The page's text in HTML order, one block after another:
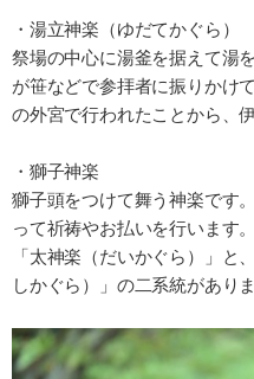
・湯立神楽（ゆだてかぐら）
祭場の中心に湯釜を据えて湯
が笹などで参拝者に振りかけ
の外宮で行われたことから、
・獅子神楽
獅子頭をつけて舞う神楽です
って祈祷やお払いを行います
「太神楽（だいかぐら）」と
しかぐら）」の二系統がありま